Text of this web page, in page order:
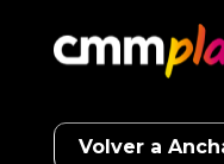
Volver a